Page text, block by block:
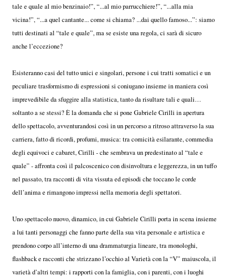
tale e quale al mio benzinaio!”, “...al mio parrucchiere!”, “...alla mia
vicina!”, “...a quel cantante... come si chiama? ...dai quello famoso...”: siamo
tutti destinati al “tale e quale”, ma se esiste una regola, ci sarà di sicuro
anche l’eccezione?
Esisteranno casi del tutto unici e singolari, persone i cui tratti somatici e un
peculiare trasformismo di espressioni si coniugano insieme in maniera così
imprevedibile da sfuggire alla statistica, tanto da risultare tali e quali…
soltanto a se stessi? È la domanda che si pone Gabriele Cirilli in apertura
dello spettacolo, avventurandosi così in un percorso a ritroso attraverso la sua
carriera, fatto di ricordi, profumi, musica: tra comicità esilarante, commedia
degli equivoci e cabaret, Cirilli - che sembrava un predestinato al “tale e
quale” - affronta così il palcoscenico con disinvoltura e leggerezza, in un tuffo
nel passato, tra racconti di vita vissuta ed episodi che toccano le corde
dell’anima e rimangono impressi nella memoria degli spettatori.
Uno spettacolo nuovo, dinamico, in cui Gabriele Cirilli porta in scena insieme
a lui tanti personaggi che fanno parte della sua vita personale e artistica e
prendono corpo all’interno di una drammaturgia lineare, tra monologhi,
flashback e racconti che strizzano l’occhio al Varietà con la “V” maiuscola, il
varietà d’altri tempi: i rapporti con la famiglia, con i parenti, con i luoghi